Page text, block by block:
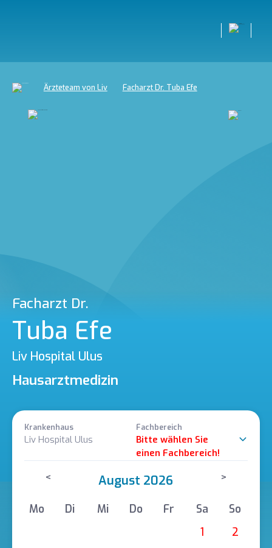
Ärzteteam von Liv Facharzt Dr. Tuba Efe
Facharzt Dr.
Tuba Efe
Liv Hospital Ulus
Hausarztmedizin
Krankenhaus
Liv Hospital Ulus
Fachbereich
Bitte wählen Sie
einen Fachbereich!
< August 2026 >
Mo Di Mi Do Fr Sa
So
1
2